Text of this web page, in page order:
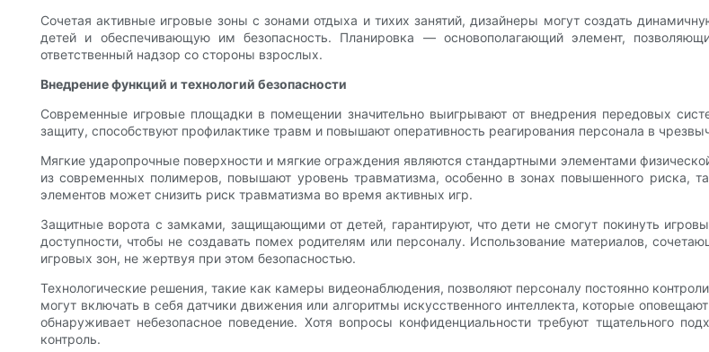
Сочетая активные игровые зоны с зонами отдыха и тихих занятий, дизайнеры могут создать
детей и обеспечивающую им безопасность. Планировка — основополагающий элемент,
ответственный надзор со стороны взрослых.
Внедрение функций и технологий безопасности
Современные игровые площадки в помещении значительно выигрывают от внедрения передовых
защиту, способствуют профилактике травм и повышают оперативность реагирования персонала в
Мягкие ударопрочные поверхности и мягкие ограждения являются стандартными элементами
из современных полимеров, повышают уровень травматизма, особенно в зонах повышенного риска,
элементов может снизить риск травматизма во время активных игр.
Защитные ворота с замками, защищающими от детей, гарантируют, что дети не смогут покинуть
доступности, чтобы не создавать помех родителям или персоналу. Использование материалов,
игровых зон, не жертвуя при этом безопасностью.
Технологические решения, такие как камеры видеонаблюдения, позволяют персоналу постоянно
могут включать в себя датчики движения или алгоритмы искусственного интеллекта, которые
обнаруживает небезопасное поведение. Хотя вопросы конфиденциальности требуют тщательного
контроль.